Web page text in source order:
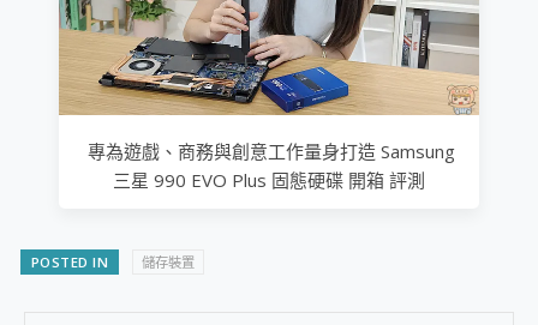
專為遊戲、商務與創意工作量身打造 Samsung
三星 990 EVO Plus 固態硬碟 開箱 評測
POSTED IN 儲存裝置